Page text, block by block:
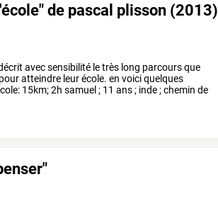
de pascal plisson (2013)
avecsensibilité letrès long parcoursque
pouratteindre leurécole. en voiciquelques
15km;2h samuel ; 11 ans; inde;chemin de